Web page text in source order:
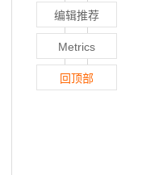
编辑推荐
Metrics
回顶部